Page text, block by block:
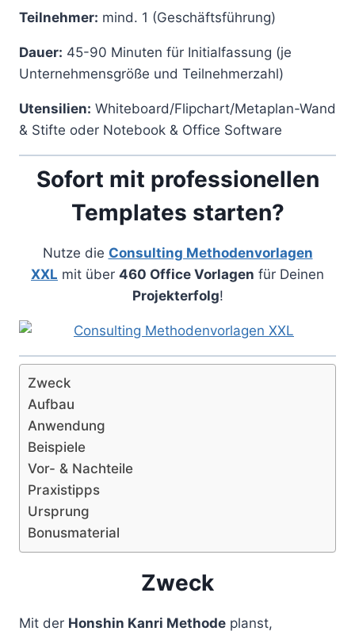
Teilnehmer: mind. 1 (Geschäftsführung)
Dauer: 45-90 Minuten für Initialfassung (je
Unternehmensgröße und Teilnehmerzahl)
Utensilien: Whiteboard/Flipchart/Metaplan-Wand
& Stifte oder Notebook & Office Software
Sofort mit professionellen
Templates starten?
Nutze die Consulting Methodenvorlagen
XXL mit über 460 Office Vorlagen für Deinen
Projekterfolg!
Zweck
Aufbau
Anwendung
Beispiele
Vor- & Nachteile
Praxistipps
Ursprung
Bonusmaterial
Zweck
Mit der Honshin Kanri Methode planst,